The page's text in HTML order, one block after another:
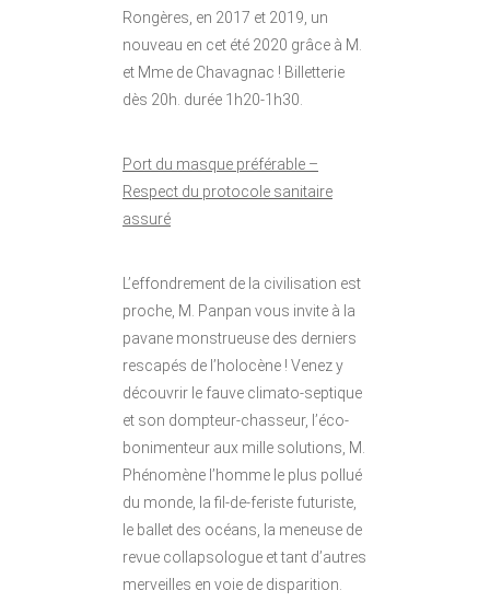
Rongères, en 2017 et 2019, un
nouveau en cet été 2020 grâce à M.
et Mme de Chavagnac ! Billetterie
dès 20h. durée 1h20-1h30.
Port du masque préférable –
Respect du protocole sanitaire
assuré
L’effondrement de la civilisation est
proche, M. Panpan vous invite à la
pavane monstrueuse des derniers
rescapés de l’holocène ! Venez y
découvrir le fauve climato-septique
et son dompteur-chasseur, l’éco-
bonimenteur aux mille solutions, M.
Phénomène l’homme le plus pollué
du monde, la fil-de-feriste futuriste,
le ballet des océans, la meneuse de
revue collapsologue et tant d’autres
merveilles en voie de disparition.